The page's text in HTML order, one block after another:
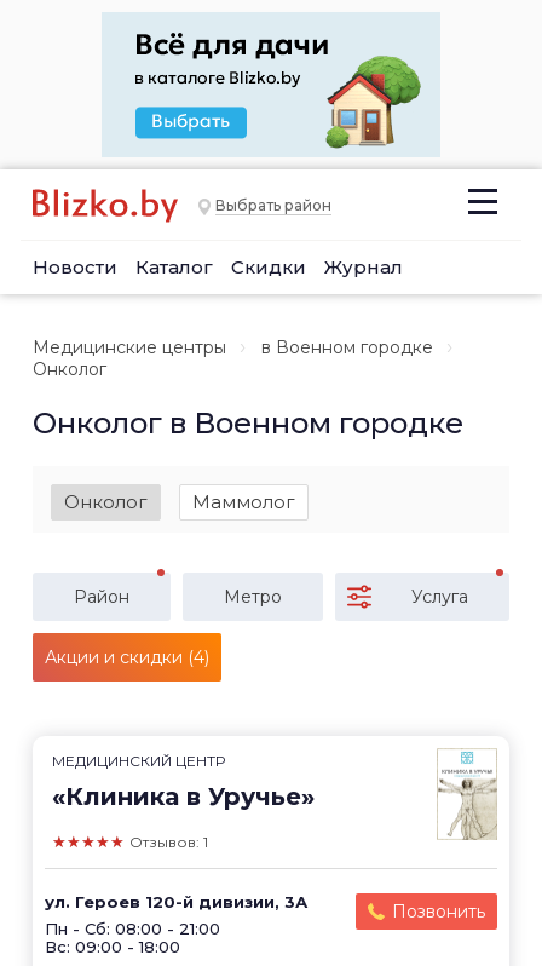
Выбрать район
Новости Каталог Скидки Журнал
Медицинские центры
в Военном городке
Онколог
Онколог в Военном городке
Онколог Маммолог
Район Метро Услуга
Акции и скидки (4)
МЕДИЦИНСКИЙ ЦЕНТР
«Клиника в Уручье»
★★★★★ Отзывов: 1
ул. Героев 120-й дивизии, 3А
Пн - Сб: 08:00 - 21:00
Вс: 09:00 - 18:00
Позвонить